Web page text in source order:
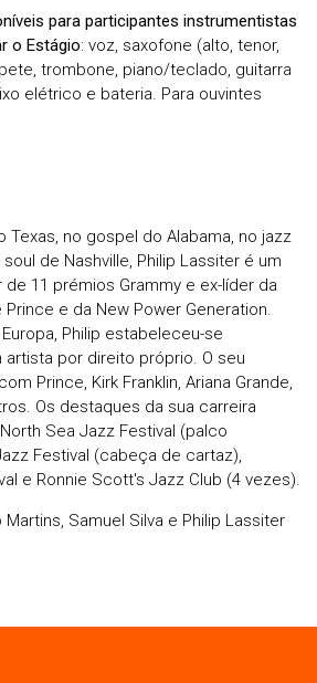
para participantes instrumentistas
o Estágio: voz, saxofone (alto, tenor,
trombone, piano/teclado, guitarra
elétrico e bateria. Para ouvintes
Texas, no gospel do Alabama, no jazz
de Nashville, Philip Lassiter é um
11 prémios Grammy e ex-líder da
e da New Power Generation.
Philip estabeleceu-se
por direito próprio. O seu
Prince, Kirk Franklin, Ariana Grande,
Os destaques da sua carreira
Sea Jazz Festival (palco
Festival (cabeça de cartaz),
e Ronnie Scott's Jazz Club (4 vezes).
Martins, Samuel Silva e Philip Lassiter